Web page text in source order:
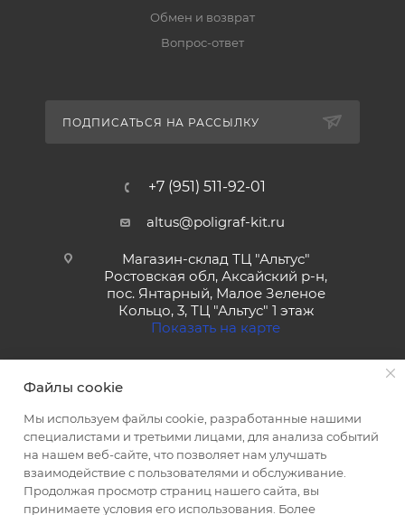
Обмен и возврат
Вопрос-ответ
ПОДПИСАТЬСЯ НА РАССЫЛКУ
+7 (951) 511-92-01
altus@poligraf-kit.ru
Магазин-склад ТЦ "Альтус"
Ростовская обл, Аксайский р-н,
пос. Янтарный, Малое Зеленое
Кольцо, 3, ТЦ "Альтус" 1 этаж
Показать на карте
2026 © Полиграф кит - интернет-магазин
Файлы cookie
Мы используем файлы cookie, разработанные нашими
специалистами и третьими лицами, для анализа событий
на нашем веб-сайте, что позволяет нам улучшать
взаимодействие с пользователями и обслуживание.
Продолжая просмотр страниц нашего сайта, вы
принимаете условия его использования. Более